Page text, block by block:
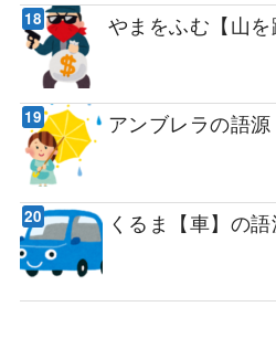
やまをふむ【山
アンブレラの語
くるま【車】の